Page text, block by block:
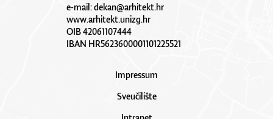
e-mail:dekan@arhitekt.hr
www.arhitekt.unizg.hr
OIB 42061107444
IBAN HR5623600001101225521
Impressum
Sveučilište